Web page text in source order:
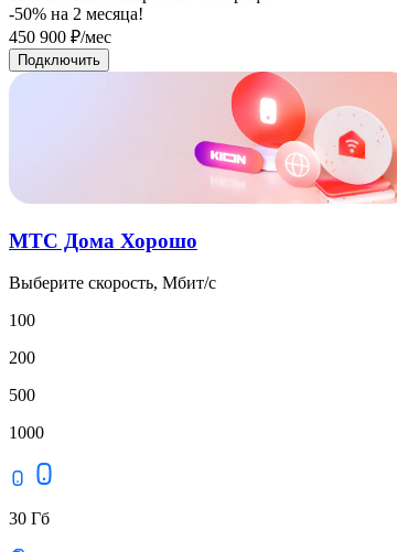
-50% на 2 месяца!
450 900 ₽/мес
Подключить
МТС Дома Хорошо
Выберите скорость, Мбит/с
100
200
500
1000
30 Гб